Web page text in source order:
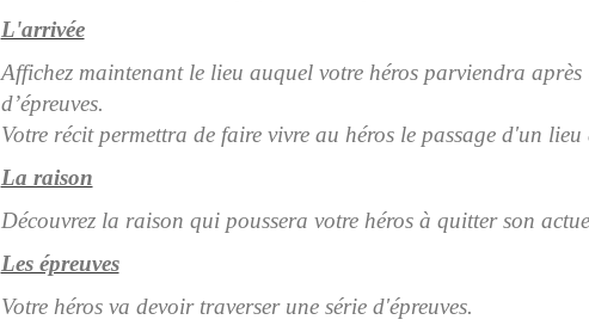
L'arrivée
Affichez maintenant le lieu auquel votre héros parviendra
d’épreuves.
Votre récit permettra de faire vivre au héros le passage d'un
La raison
Découvrez la raison qui poussera votre héros à quitter son
Les épreuves
Votre héros va devoir traverser une série d'épreuves.